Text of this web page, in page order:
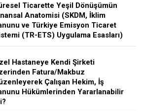
Ticarette Yeşil Dönüşümün
Anatomisi (SKDM, İklim
ve Türkiye Emisyon Ticaret
(TR-ETS) Uygulama Esasları)
Hastaneye Kendi Şirketi
Fatura/Makbuz
Çalışan Hekim, İş
Hükümlerinden Yararlanabilir